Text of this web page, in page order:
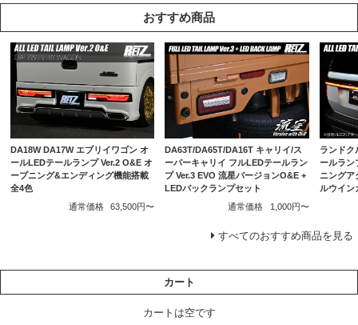
おすすめ商品
DA18W DA17W エブリイワゴン オ
ールLEDテールランプ Ver.2 O&E オ
ープニング&エンディング機能搭載
全4色
通常価格
63,500円〜
DA63T/DA65T/DA16T キャリイ/ス
ーパーキャリイ フルLEDテールラン
プ Ver.3 EVO 流星バージョンO&E +
LEDバックランプセット
通常価格
1,000円〜
ランドク
ールラン
ニングア
ルウイン
すべてのおすすめ商品を見る
カート
カートは空です